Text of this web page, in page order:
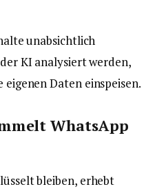
unabsichtlich
KI analysiert werden,
Daten einspeisen.
WhatsApp
bleiben, erhebt